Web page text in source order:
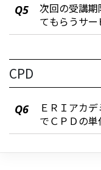
Q5
次回の受講
てもらうサ
CPD
Q6
ＥＲＩアカ
でＣＰＤの